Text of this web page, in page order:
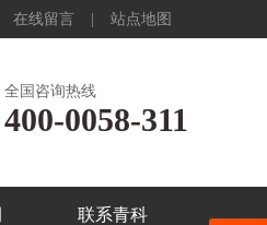
在线留言 站点地图
全国咨询热线
400-0058-311
联系青科